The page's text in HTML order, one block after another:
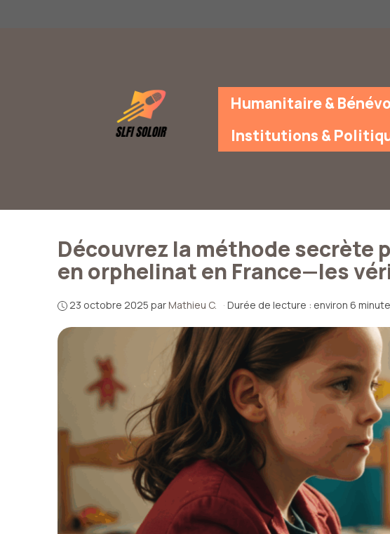
Humanitaire &
Institutions &
Découvrez la méthode secrète
en orphelinat en France—les
23 octobre 2025 parMathieu C. · Durée de lecture : environ 6